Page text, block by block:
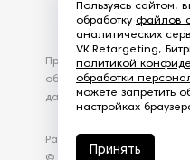
Разработка сайта —
Продолжая
обработку файлов
данных, в соответствии
Пользуясь сайтом,
обработку файлов
аналитических
VK.Retargeting,
политикой
обработки
можете запретить
настройках
Принять